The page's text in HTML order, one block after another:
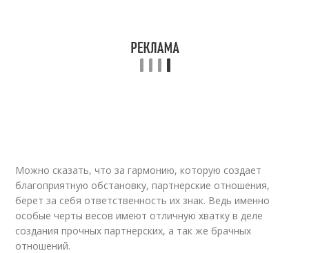
Можно сказать, что за гармонию, которую создает
благоприятную обстановку, партнерские отношения,
берет за себя ответственность их знак. Ведь именно
особые черты весов имеют отличную хватку в деле
создания прочных партнерских, а так же брачных
отношений.